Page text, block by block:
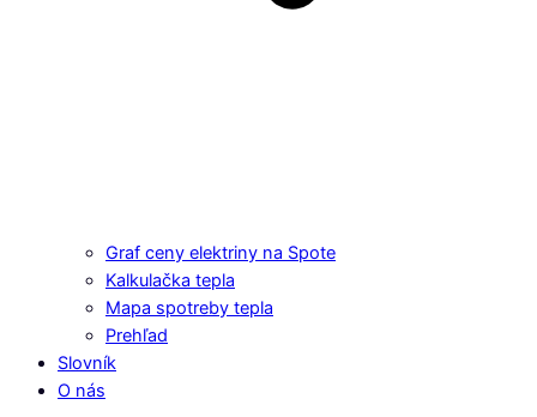
Graf ceny elektriny na Spote
Kalkulačka tepla
Mapa spotreby tepla
Prehľad
Slovník
O nás